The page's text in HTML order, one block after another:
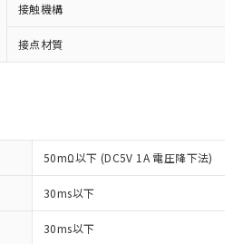
接触機構
接点材質
50mΩ以下 (DC5V 1A 電圧降下法)
30ms以下
30ms以下
RoHS指令（10物質）の
製品が提供可能な商品で
指令（10物質）の非含
に切り替える予定のある